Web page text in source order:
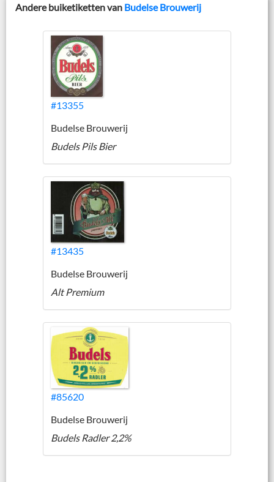
Andere buiketiketten van Budelse Brouwerij
#13355
Budelse Brouwerij
Budels Pils Bier
#13435
Budelse Brouwerij
Alt Premium
#85620
Budelse Brouwerij
Budels Radler 2,2%